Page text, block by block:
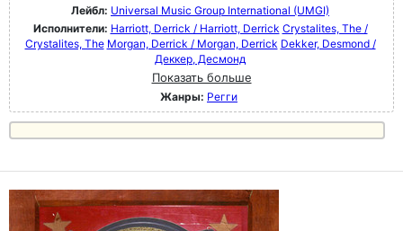
Лейбл: Universal Music Group International (UMGI)
Исполнители: Harriott, Derrick / Harriott, Derrick Crystalites, The /
Crystalites, The Morgan, Derrick / Morgan, Derrick Dekker, Desmond /
Деккер, Десмонд
Показать больше
Жанры: Регги